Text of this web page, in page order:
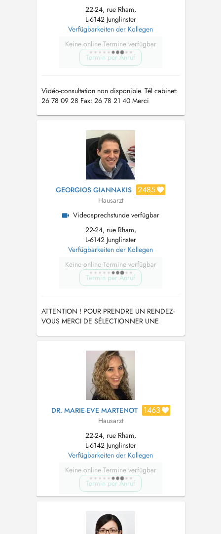
22-24, rue Rham,
L-6142 Junglinster
Verfügbarkeiten der Kollegen
Keine online Termine verfügbar
Termin per Anruf
Vidéo-consultation non disponible. Tél cabinet:
26 78 09 28 Fax: 26 78 21 40 Merci
GEORGIOS GIANNAKIS 2485
Hausarzt
Videosprechstunde verfügbar
22-24, rue Rham,
L-6142 Junglinster
Verfügbarkeiten der Kollegen
Keine online Termine verfügbar
Termin per Anruf
ATTENTION ! POUR PRENDRE UN RENDEZ-
VOUS MERCI DE SÉLECTIONNER UNE
DR. MARIE-EVE MARTENOT 1463
Hausarzt
22-24, rue Rham,
L-6142 Junglinster
Verfügbarkeiten der Kollegen
Keine online Termine verfügbar
Termin per Anruf